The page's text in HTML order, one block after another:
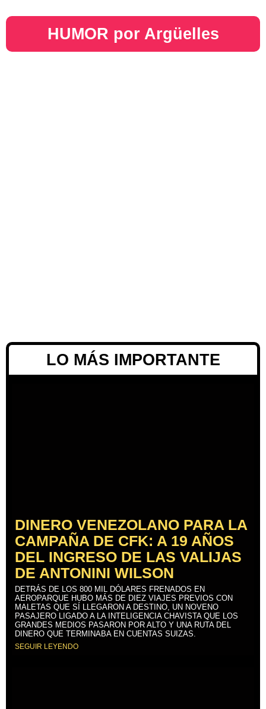
HUMOR por Argüelles​
LO MÁS IMPORTANTE
DINERO VENEZOLANO PARA LA
CAMPAÑA DE CFK: A 19 AÑOS
DEL INGRESO DE LAS VALIJAS
DE ANTONINI WILSON
DETRÁS DE LOS 800 MIL DÓLARES FRENADOS EN
AEROPARQUE HUBO MÁS DE DIEZ VIAJES PREVIOS CON
MALETAS QUE SÍ LLEGARON A DESTINO, UN NOVENO
PASAJERO LIGADO A LA INTELIGENCIA CHAVISTA QUE LOS
GRANDES MEDIOS PASARON POR ALTO Y UNA RUTA DEL
DINERO QUE TERMINABA EN CUENTAS SUIZAS.
SEGUIR LEYENDO